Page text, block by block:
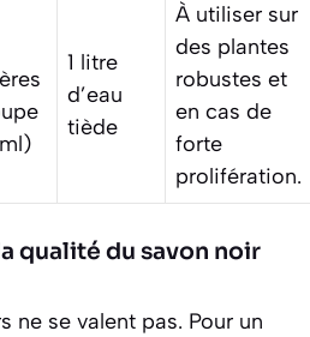
1 litre
d’eau
tiède
À utiliser sur
des plantes
robustes et
en cas de
forte
prolifération.
qualité du savon noir
ne se valent pas. Pour un